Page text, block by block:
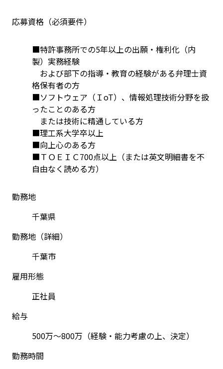
応募資格（必須要件）
■特許事務所での5年以上の出願・権利化（内
製）実務経験
および部下の指導・教育の経験がある弁理士資
格保有者の方
■ソフトウェア（ＩoT）、情報処理技術分野を扱
ったことのある方
または技術に精通している方
■理工系大学卒以上
■向上心のある方
■ＴＯＥＩＣ700点以上（または英文明細書を不
自由なく読める方）
勤務地
千葉県
勤務地（詳細）
千葉市
雇用形態
正社員
給与
500万～800万（経験・能力考慮の上、決定）
勤務時間